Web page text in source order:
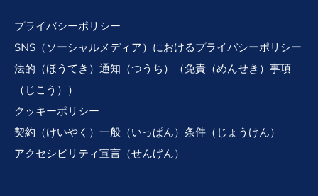
プライバシーポリシー
SNS（ソーシャルメディア）におけるプライバシーポリシー
法的（ほうてき）通知（つうち）（免責（めんせき）事項
（じこう））
クッキーポリシー
契約（けいやく）一般（いっぱん）条件（じょうけん）
アクセシビリティ宣言（せんげん）